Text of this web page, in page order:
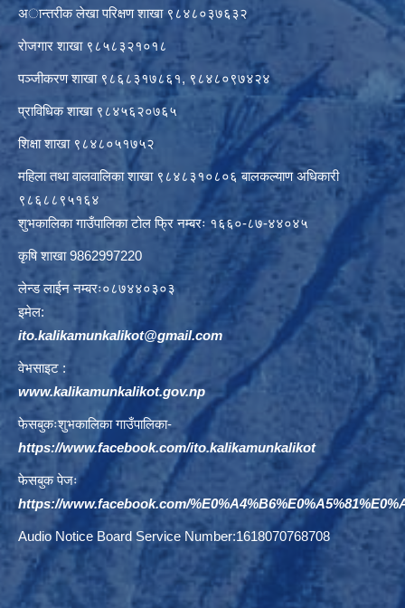
अान्तरीक लेखा परिक्षण शाखा ९८४८०३७६३२
राेजगार शाखा ९८५८३२१०१८
पञ्जीकरण शाखा ९८६८३१७८६१, ९८४८०९७४२४
प्राविधिक शाखा ९८४५६२०७६५
शिक्षा शाखा ९८४८०५१७५२
महिला तथा वालवालिका शाखा ९८४८३१०८०६ बालकल्याण अधिकारी
९८६८८९५१६४
शुभकालिका गाउँपालिका टोल फ्रि नम्बरः १६६०-८७-४४०४५
कृषि शाखा 9862997220
लेन्ड लाईन नम्बरः०८७४४०३०३
इमेल:
ito.kalikamunkalikot@gmail.com
वेभसाइट :
www.kalikamunkalikot.gov.np
फेसबुकःशुभकालिका गाउँपालिका-
https://www.facebook.com/ito.kalikamunkalikot
फेसबुक पेजः
https://www.facebook.com/
Audio Notice Board Service Number:1618070768708